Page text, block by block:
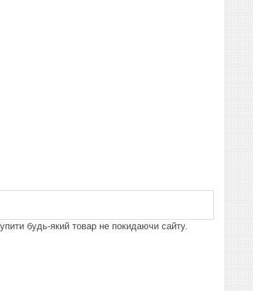
будь-який товар не покидаючи сайту.